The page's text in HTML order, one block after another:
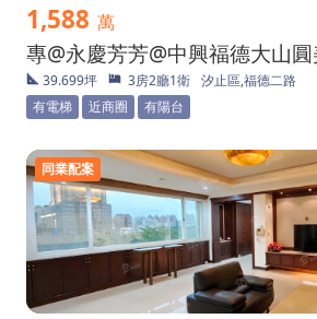
1,588 萬
專@永慶芳芳@中興福德大山
39.699坪 3房2廳1衛 汐止區,福德二路
有電梯
近商圈 有陽台
同業配案